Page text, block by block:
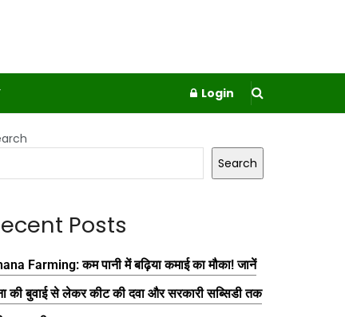
Login
Search
Posts
Farming: कम पानी में बढ़िया कमाई का मौका! जानें
की बुवाई से लेकर कीट की दवा और सरकारी सब्सिडी तक